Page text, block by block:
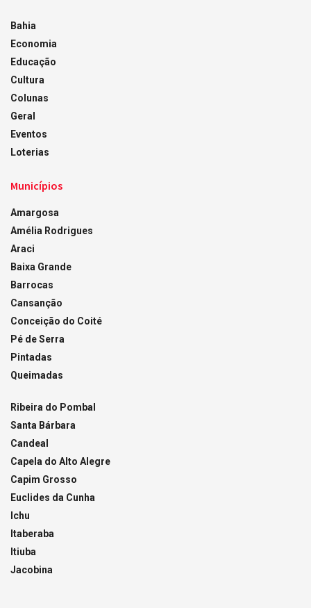
Bahia
Economia
Educação
Cultura
Colunas
Geral
Eventos
Loterias
Municípios
Amargosa
Amélia Rodrigues
Araci
Baixa Grande
Barrocas
Cansanção
Conceição do Coité
Pé de Serra
Pintadas
Queimadas
Ribeira do Pombal
Santa Bárbara
Candeal
Capela do Alto Alegre
Capim Grosso
Euclides da Cunha
Ichu
Itaberaba
Itiuba
Jacobina